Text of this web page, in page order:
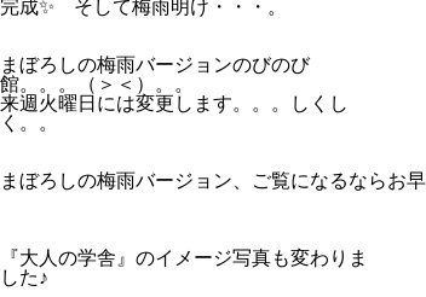
完成✨ そして梅雨明け・・・。
まぼろしの梅雨バージョンのびのび
館。。。（＞＜）。。
来週火曜日には変更します。。。しくし
く。。
まぼろしの梅雨バージョン、ご覧になるならお早
『大人の学舎』のイメージ写真も変わりま
した♪